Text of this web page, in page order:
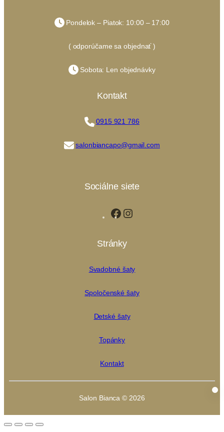
Pondelok – Piatok: 10:00 – 17:00
( odporúčame sa objednať )
Sobota: Len objednávky
Kontakt
0915 921 786
salonbiancapo@gmail.com
Sociálne siete
Facebook
Stránky
Svadobné šaty
Spoločenské šaty
Detské šaty
Topánky
Kontakt
Salon Bianca © 2026